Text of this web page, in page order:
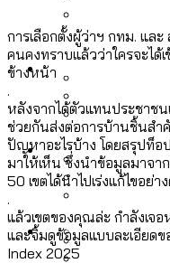
เมื่อแยกท่อ
ใหม่จะมีงบ
สมุดจดการ
ปัญหาอะไร
ลัดวงจรม
สวนสาธาร
ขึ้นและเข้า
ขยะมูลฝอ
โลกใบเดีย
ประเทศไห
สำรวจ
วิดีโอ AI ใ
Economy
เมกะโปรเ
งบคาบเกี่ย
ไหน
Future
สังคมผู้สูง
Database
การเลือกตั้งผู้ว่าฯ กทม. แล
คนคงทราบแล้วว่าใครจะได้
ข้างหน้า
.
หลังจากได้ตัวแทนประชาช
ช่วยกันส่งต่อการบ้านชิ้นสำ
ปัญหาอะไรบ้าง โดยสรุปท็
มาให้เห็น ซึ่งนำข้อมูลมาจา
50 เขตได้นำไปเร่งแก้ไขอย่า
.
แล้วเขตของคุณล่ะ กำลังเ
และจิ้มดูข้อมูลแบบละเอียดข
Index 2025